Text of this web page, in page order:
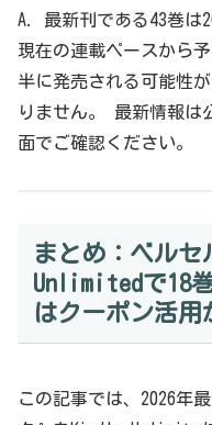
A. 最新刊である43巻は
現在の連載ペースから
半に発売される可能性
りません。 最新情報は
面でご確認ください。
まとめ：ベル
Unlimitedで18
はクーポン活用
この記事では、2026年